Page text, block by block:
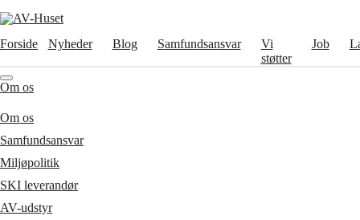
Forside Nyheder Blog Samfundsansvar
Vi
støtter
Job
Om os
Om os
Samfundsansvar
Miljøpolitik
SKI leverandør
AV-udstyr